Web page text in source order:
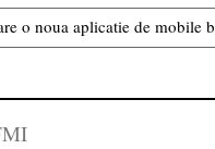
o noua aplicatie de mobile